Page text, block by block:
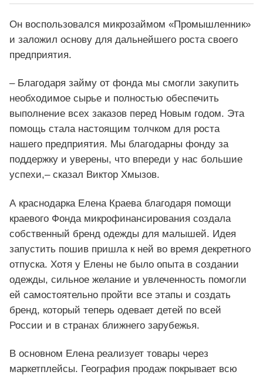
Он воспользовался микрозаймом «Промышленник»
и заложил основу для дальнейшего роста своего
предприятия.
– Благодаря займу от фонда мы смогли закупить
необходимое сырье и полностью обеспечить
выполнение всех заказов перед Новым годом. Эта
помощь стала настоящим толчком для роста
нашего предприятия. Мы благодарны фонду за
поддержку и уверены, что впереди у нас большие
успехи,– сказал Виктор Хмызов.
А краснодарка Елена Краева благодаря помощи
краевого Фонда микрофинансирования создала
собственный бренд одежды для малышей. Идея
запустить пошив пришла к ней во время декретного
отпуска. Хотя у Елены не было опыта в создании
одежды, сильное желание и увлеченность помогли
ей самостоятельно пройти все этапы и создать
бренд, который теперь одевает детей по всей
России и в странах ближнего зарубежья.
В основном Елена реализует товары через
маркетплейсы. География продаж покрывает всю